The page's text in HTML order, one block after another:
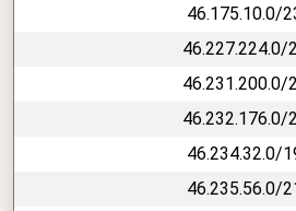
46.175.10.0/
46.227.224.0/
46.231.200.0/
46.232.176.0/
46.234.32.0/
46.235.56.0/